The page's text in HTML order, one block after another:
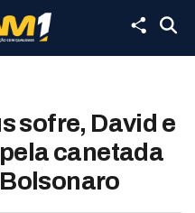
sofre, David e
canetada